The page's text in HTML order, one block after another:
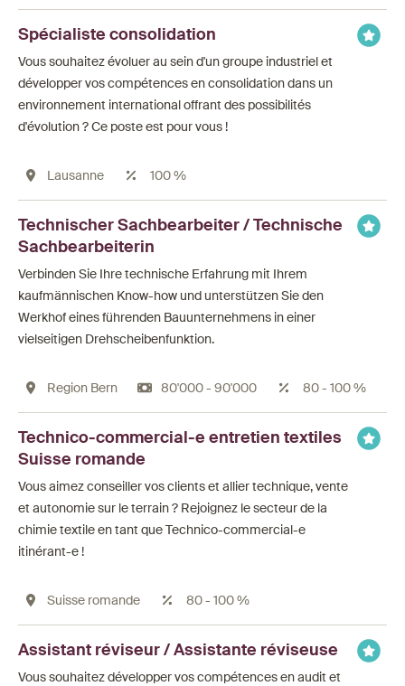
Spécialiste consolidation
Vous souhaitez évoluer au sein d'un groupe industriel et
développer vos compétences en consolidation dans un
environnement international offrant des possibilités
d'évolution ? Ce poste est pour vous !
Lausanne 100 %
Technischer Sachbearbeiter / Technische
Sachbearbeiterin
Verbinden Sie Ihre technische Erfahrung mit Ihrem
kaufmännischen Know-how und unterstützen Sie den
Werkhof eines führenden Bauunternehmens in einer
vielseitigen Drehscheibenfunktion.
Region Bern 80'000 - 90'000 80 - 100 %
Technico-commercial-e entretien textiles
Suisse romande
Vous aimez conseiller vos clients et allier technique, vente
et autonomie sur le terrain ? Rejoignez le secteur de la
chimie textile en tant que Technico-commercial-e
itinérant-e !
Suisse romande 80 - 100 %
Assistant réviseur / Assistante réviseuse
Vous souhaitez développer vos compétences en audit et